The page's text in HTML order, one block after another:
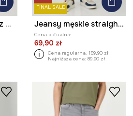
Jeansy męskie slim z przetarciami kolor niebieski
FINAL SALE
Jeansy męskie straight z przetarciami kolor niebieski
Cena aktualna:
69,90 zł
Cena regularna: 159,90 zł
Najniższa cena: 89,90 zł